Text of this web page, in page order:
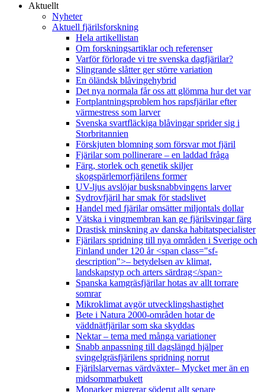
Aktuellt
Nyheter
Aktuell fjärilsforskning
Hela artikellistan
Om forskningsartiklar och referenser
Varför förlorade vi tre svenska dagfjärilar?
Slingrande slåtter ger större variation
En öländsk blåvingehybrid
Det nya normala får oss att glömma hur det var
Fortplantningsproblem hos rapsfjärilar efter
värmestress som larver
Svenska svartfläckiga blåvingar sprider sig i
Storbritannien
Förskjuten blomning som försvar mot fjäril
Fjärilar som pollinerare – en laddad fråga
Färg, storlek och genetik skiljer
skogspärlemorfjärilens former
UV-ljus avslöjar busksnabbvingens larver
Sydrovfjäril har smak för stadslivet
Handel med fjärilar omsätter miljontals dollar
Vätska i vingmembran kan ge fjärilsvingar färg
Drastisk minskning av danska habitatspecialister
Fjärilars spridning till nya områden i Sverige och
Finland under 120 år <span class="sf-
description">– betydelsen av klimat,
landskapstyp och arters särdrag</span>
Spanska kamgräsfjärilar hotas av allt torrare
somrar
Mikroklimat avgör utvecklingshastighet
Bete i Natura 2000-områden hotar de
väddnätfjärilar som ska skyddas
Nektar – tema med många variationer
Snabb anpassning till dagslängd hjälper
svingelgräsfjärilens spridning norrut
Fjärilslarvernas värdväxter– Mycket mer än en
midsommarbukett
Monarker migrerar söderut allt senare